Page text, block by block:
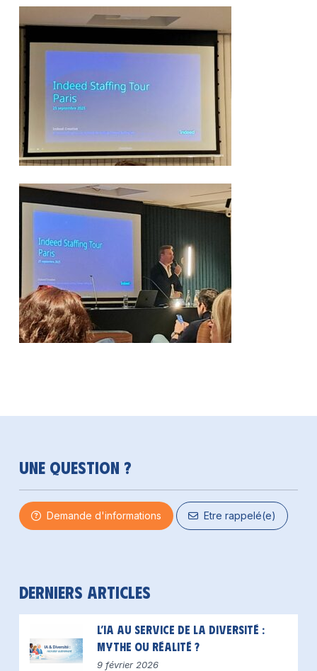
Une question ?
Demande d'informations Etre rappelé(e)
Derniers articles
L’IA au service de la diversité :
mythe ou réalité ?
9 février 2026